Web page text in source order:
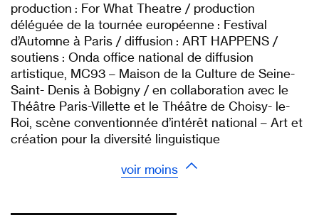
production : For What Theatre / production
déléguée de la tournée européenne : Festival
d’Automne à Paris / diffusion : ART HAPPENS /
soutiens : Onda office national de diffusion
artistique, MC93 – Maison de la Culture de Seine-
Saint- Denis à Bobigny / en collaboration avec le
Théâtre Paris-Villette et le Théâtre de Choisy- le-
Roi, scène conventionnée d’intérêt national – Art et
création pour la diversité linguistique
voir moins